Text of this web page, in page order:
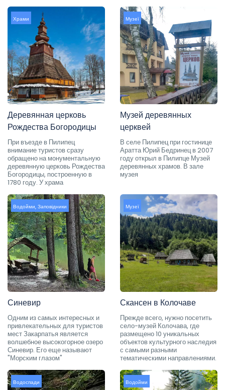
Храми
Деревянная церковь
Рождества Богородицы
При въезде в Пилипец
внимание туристов сразу
обращено на монументальную
деревянную церковь Рождества
Богородицы, построенную в
1780 году. У храма
Музеї
Музей деревянных
церквей
В селе Пилипец при гостинице
Аратта Юрий Бедринец в 2007
году открыл в Пилипце Музей
деревянных храмов. В зале
музея
Водойми, Заповідники
Синевир
Одним из самых интересных и
привлекательных для туристов
мест Закарпатья является
волшебное высокогорное озеро
Синевир. Его еще называют
"Морским глазом"
Музеї
Скансен в Колочаве
Прежде всего, нужно посетить
село-музей Колочава, где
размещено 10 уникальных
объектов культурного наследия
с самыми разными
тематическими направлениями.
Водоспади Водойми